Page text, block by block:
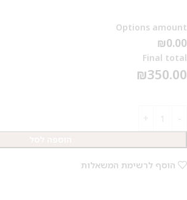
Options amount
₪0.00
Final total
₪350.00
הוסף לרשימת המשאלות